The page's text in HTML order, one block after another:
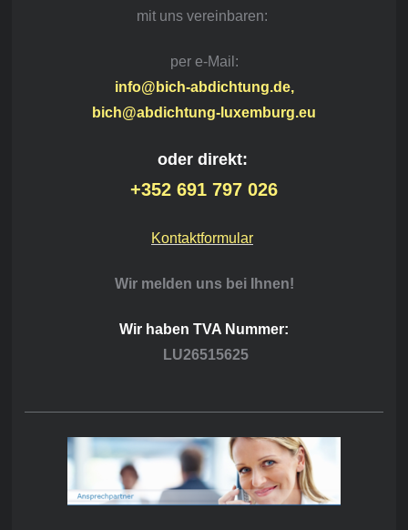
mit uns vereinbaren:
per e-Mail:
info@bich-abdichtung.de,
bich@abdichtung-luxemburg.eu
oder direkt:
+352 691 797 026
Kontaktformular
Wir melden uns bei Ihnen!
Wir haben TVA Nummer:
LU26515625